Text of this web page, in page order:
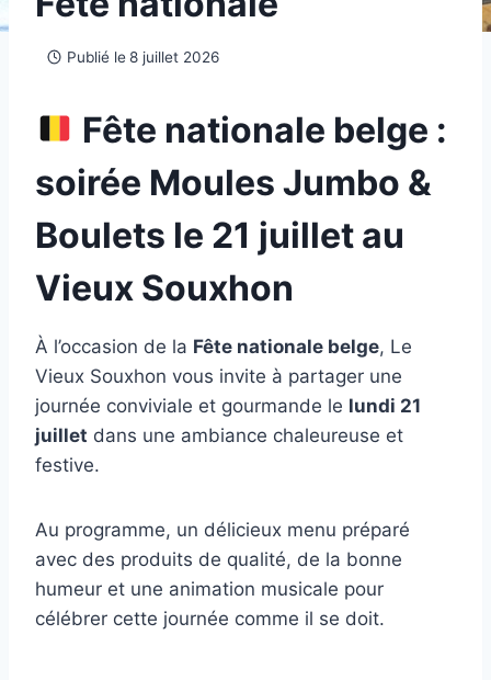
Publié le 8 juillet 2026
Fête nationale belge :
soirée Moules Jumbo &
Boulets le 21 juillet au
Vieux Souxhon
À l’occasion de la Fête nationale belge, Le
Vieux Souxhon vous invite à partager une
journée conviviale et gourmande le lundi 21
juillet dans une ambiance chaleureuse et
festive.
Au programme, un délicieux menu préparé
avec des produits de qualité, de la bonne
humeur et une animation musicale pour
célébrer cette journée comme il se doit.